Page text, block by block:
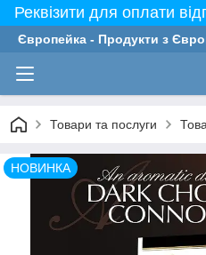
Реквізити для оплати
Європейка - Продукти з
Товари та послуги
НОВИНКА